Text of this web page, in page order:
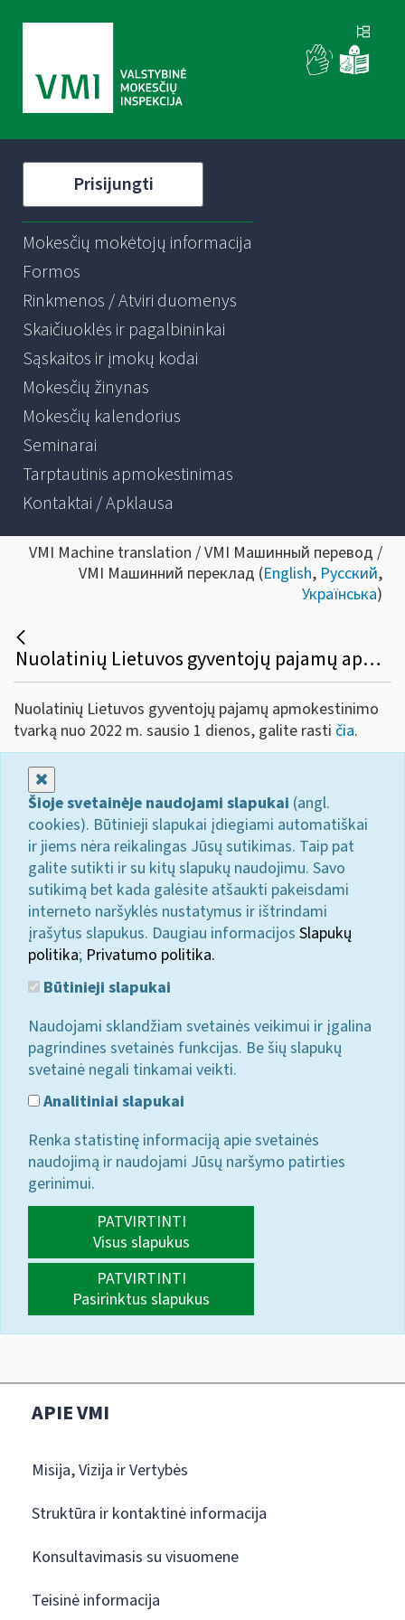
Prisijungti
Mokesčių mokėtojų informacija
Formos
Rinkmenos / Atviri duomenys
Skaičiuoklės ir pagalbininkai
Sąskaitos ir įmokų kodai
Mokesčių žinynas
Mokesčių kalendorius
Seminarai
Tarptautinis apmokestinimas
Kontaktai / Apklausa
VMI Machine translation / VMI Машинный перевод /
VMI Машинний переклад (English, Русский,
Українська)
Nuolatinių Lietuvos gyventojų pajamų apmokestinimo tvarka nuo 2022 m. sausio 1 dienos
Nuolatinių Lietuvos gyventojų pajamų apmokestinimo
tvarką nuo 2022 m. sausio 1 dienos, galite rasti čia.
Šioje svetainėje naudojami slapukai (angl.
cookies). Būtinieji slapukai įdiegiami automatiškai
ir jiems nėra reikalingas Jūsų sutikimas. Taip pat
galite sutikti ir su kitų slapukų naudojimu. Savo
sutikimą bet kada galėsite atšaukti pakeisdami
interneto naršyklės nustatymus ir ištrindami
įrašytus slapukus. Daugiau informacijos Slapukų
politika; Privatumo politika.
Būtinieji slapukai
Naudojami sklandžiam svetainės veikimui ir įgalina
pagrindines svetainės funkcijas. Be šių slapukų
svetainė negali tinkamai veikti.
Analitiniai slapukai
Renka statistinę informaciją apie svetainės
naudojimą ir naudojami Jūsų naršymo patirties
gerinimui.
PATVIRTINTI
Visus slapukus
PATVIRTINTI
Pasirinktus slapukus
APIE VMI
Misija, Vizija ir Vertybės
Struktūra ir kontaktinė informacija
Konsultavimasis su visuomene
Teisinė informacija